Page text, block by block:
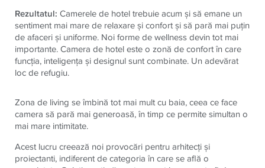
Rezultatul: Camerele de hotel trebuie acum şi să emane un
sentiment mai mare de relaxare şi confort şi să pară mai puţin
de afaceri şi uniforme. Noi forme de wellness devin tot mai
importante. Camera de hotel este o zonă de confort în care
funcţia, inteligenţa şi designul sunt combinate. Un adevărat
loc de refugiu.
Zona de living se îmbină tot mai mult cu baia, ceea ce face
camera să pară mai generoasă, în timp ce permite simultan o
mai mare intimitate.
Acest lucru creează noi provocări pentru arhitecţi şi
proiectanti, indiferent de categoria în care se află o